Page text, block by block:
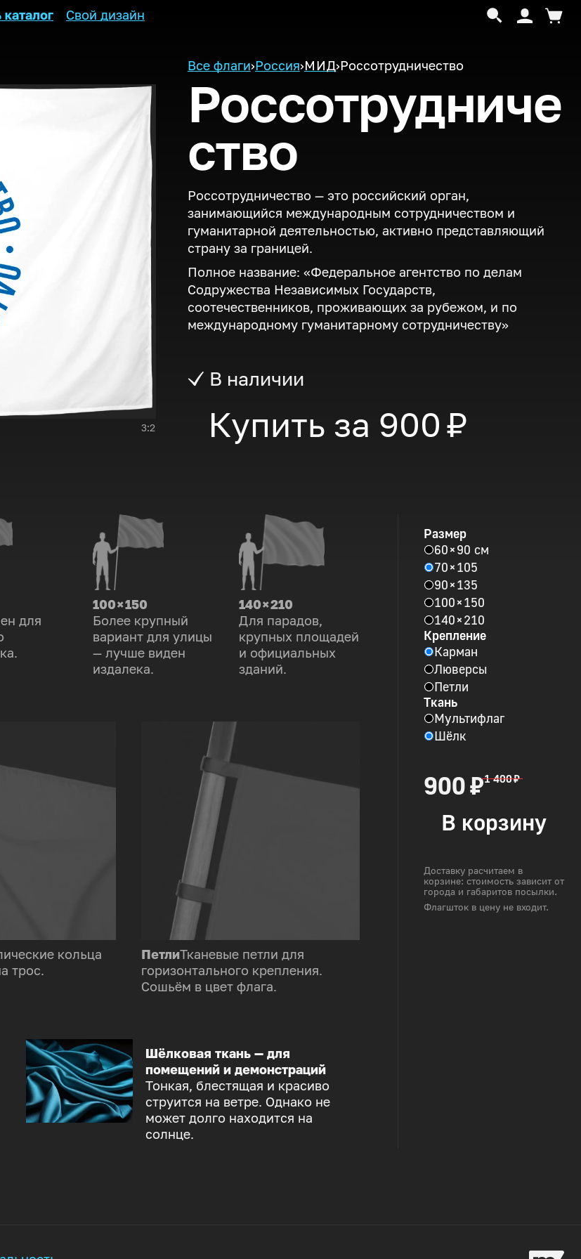
каталог Свой дизайн
Все флаги›Россия›МИД›Россотрудничество
3:2
Россотрудниче
ство
Россотрудничество — это российский орган,
занимающийся международным сотрудничеством и
гуманитарной деятельностью, активно представляющий
страну за границей.
Полное название: «Федеральное агентство по делам
Содружества Независимых Государств,
соотечественников, проживающих за рубежом, и по
международному гуманитарному сотрудничеству»
В наличии
Купить за 900 ₽
для
100 × 150
Более крупный
вариант для улицы
— лучше виден
издалека.
140 × 210
Для парадов,
крупных площадей
и официальных
зданий.
кольца
трос.
ПетлиТканевые петли для
горизонтального крепления.
Сошьём в цвет флага.
Шёлковая ткань — для
помещений и демонстраций
Тонкая, блестящая и красиво
струится на ветре. Однако не
может долго находится на
солнце.
Размер
60 × 90 см
70 × 105
90 × 135
100 × 150
140 × 210
Крепление
Карман
Люверсы
Петли
Ткань
Мультифлаг
Шёлк
900 ₽1 400 ₽
В корзину
Доставку расчитаем в
корзине: стоимость зависит от
города и габаритов посылки.
Флагшток в цену не входит.